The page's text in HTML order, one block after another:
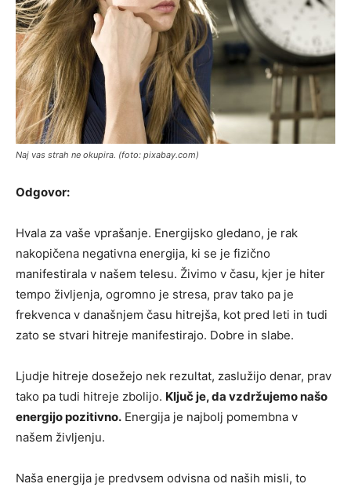
Naj vas strah ne okupira. (foto: pixabay.com)
Odgovor:
Hvala za vaše vprašanje. Energijsko gledano, je rak
nakopičena negativna energija, ki se je fizično
manifestirala v našem telesu. Živimo v času, kjer je hiter
tempo življenja, ogromno je stresa, prav tako pa je
frekvenca v današnjem času hitrejša, kot pred leti in tudi
zato se stvari hitreje manifestirajo. Dobre in slabe.
Ljudje hitreje dosežejo nek rezultat, zaslužijo denar, prav
tako pa tudi hitreje zbolijo. Ključ je, da vzdržujemo našo
energijo pozitivno. Energija je najbolj pomembna v
našem življenju.
Naša energija je predvsem odvisna od naših misli, to